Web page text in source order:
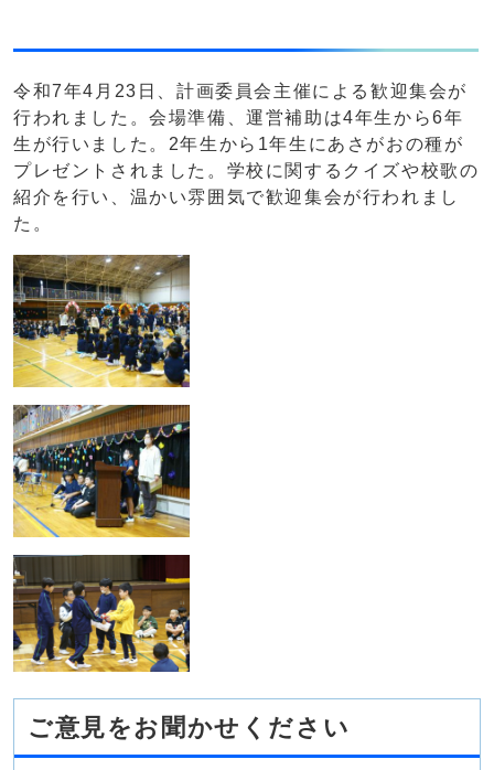
令和7年4月23日、計画委員会主催による歓迎集会が
行われました。会場準備、運営補助は4年生から6年
生が行いました。2年生から1年生にあさがおの種が
プレゼントされました。学校に関するクイズや校歌の
紹介を行い、温かい雰囲気で歓迎集会が行われまし
た。
ご意見をお聞かせください